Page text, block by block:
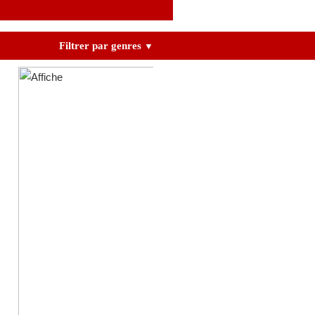
Filtrer par genres ▼